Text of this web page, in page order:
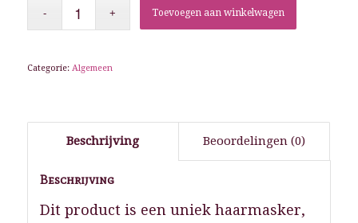
was:
is:
Toevoegen aan winkelwagen
Categorie: Algemeen
Beschrijving Beoordelingen (0)
Beschrijving
Dit product is een uniek haarmasker,